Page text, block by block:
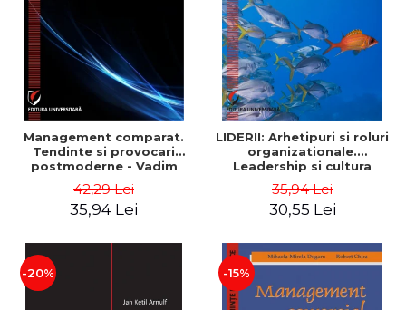
Management comparat.
Tendinte si provocari
postmoderne - Vadim
42,29 Lei
35,94 Lei
LIDERII: Arhetipuri si roluri
organizationale.
Leadership si cultura
Dumitrascu
35,94 Lei
30,55 Lei
-20% -15%